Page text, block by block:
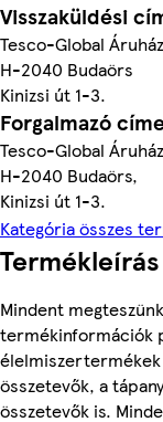
Visszaküldési
Tesco-Global
H-2040 Budaörs
Kinizsi út 1-3.
Forgalmazó
Tesco-Global
H-2040 Budaörs,
Kinizsi út 1-3.
Kategória összes
Mindent
termékinformációk
élelmiszertermékek
összetevők, a
összetevők is.